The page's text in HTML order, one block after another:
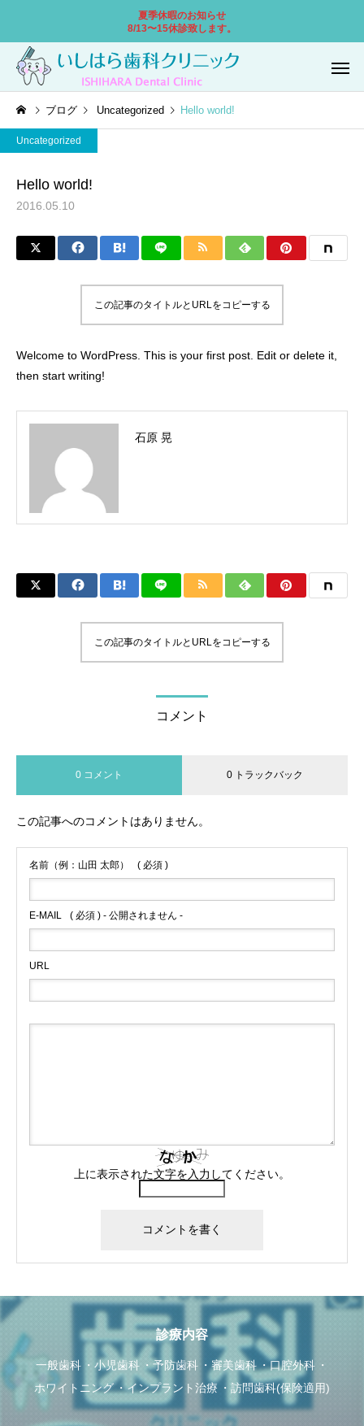
夏季休暇のお知らせ
8/13〜15休診致します。
口腔外科
ブログ Uncategorized Hello world!
Uncategorized
Hello world!
2016.05.10
この記事のタイトルとURLをコピーする
Welcome to WordPress. This is your first post. Edit or delete it,
then start writing!
石原 晃
この記事のタイトルとURLをコピーする
コメント
0 コメント 0 トラックバック
この記事へのコメントはありません。
名前（例：山田 太郎） ( 必須 )
E-MAIL ( 必須 ) - 公開されません -
URL
上に表示された文字を入力してください。
診療内容
一般歯科 小児歯科 予防歯科 審美歯科
口腔外科
ホワイトニング
インプラント治療 訪問歯科(保険適用)